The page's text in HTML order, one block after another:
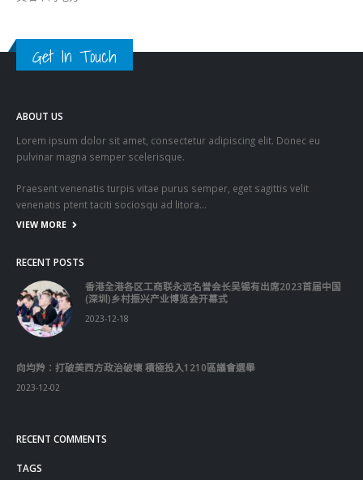
Get In Touch
ABOUT US
Lorem ipsum dolor sit amet, consectetur adipiscing elit. Donec eu
pulvinar magna semper scelerisque.
Praesent venenatis turpis vitae purus semper, eget sagittis velit
venenatis ptent taciti sociosqu ad litora…
VIEW MORE
RECENT POSTS
香港全港各区工商联永远名誉会长吴锡有出席2023首届中国
(深圳)乡村振兴产业博览会开幕式
2023-12-18
向均羚：打破美西方政治破壞 積極投入1210區議會選舉
2023-12-02
RECENT COMMENTS
TAGS